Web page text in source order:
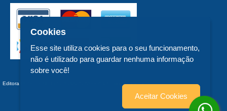
Editora UFSC - CNPJ n° 83.899.526/0006-97 - teste - Trindade - - SC
Cookies
Esse site utiliza cookies para o seu funcionamento,
não é utilizado para guardar nenhuma informação
sobre você!
Aceitar Cookies